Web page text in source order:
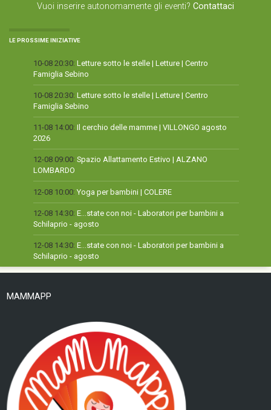
Vuoi inserire autonomamente gli eventi? Contattaci
LE PROSSIME INIZIATIVE
10-08 20:30: Letture sotto le stelle | Letture | Centro
Famiglia Sebino
10-08 20:30: Letture sotto le stelle | Letture | Centro
Famiglia Sebino
11-08 14:00: Il cerchio delle mamme | VILLONGO agosto
2026
12-08 09:00: Spazio Allattamento Estivo | ALZANO
LOMBARDO
12-08 10:00: Yoga per bambini | COLERE
12-08 14:30: E...state con noi - Laboratori per bambini a
Schilaprio - agosto
12-08 14:30: E...state con noi - Laboratori per bambini a
Schilaprio - agosto
MAMMAPP